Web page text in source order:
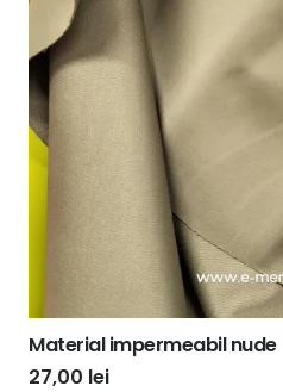
Material impermeabil nude
27,00 lei